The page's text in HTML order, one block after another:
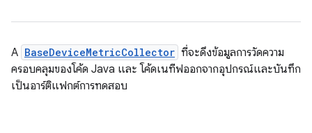
A BaseDeviceMetricCollector ที่จะดึงข้อมูลการวัดความ
ครอบคลุมของโค้ด Java และ โค้ดเนทีฟออกจากอุปกรณ์และบันทึก
เป็นอาร์ติแฟกต์การทดสอบ